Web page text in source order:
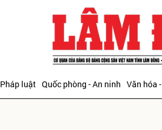
Pháp luật Quốc phòng - An ninh Văn hóa
Gửi bình luận